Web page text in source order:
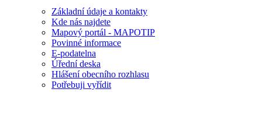
Základní údaje a kontakty
Kde nás najdete
Mapový portál - MAPOTIP
Povinné informace
E-podatelna
Úřední deska
Hlášení obecního rozhlasu
Potřebuji vyřídit